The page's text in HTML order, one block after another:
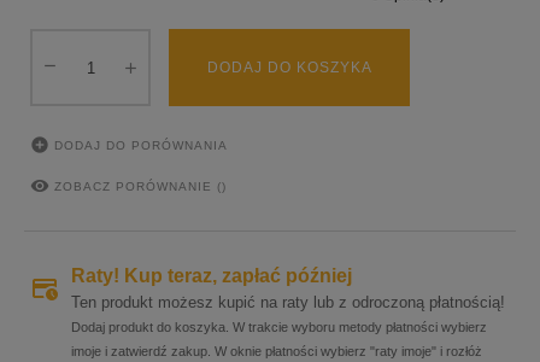
DODAJ DO KOSZYKA
 DODAJ DO PORÓWNANIA
 ZOBACZ PORÓWNANIE ()
Raty! Kup teraz, zapłać później
Ten produkt możesz kupić na raty lub z odroczoną płatnością!
Dodaj produkt do koszyka. W trakcie wyboru metody płatności wybierz
imoje i zatwierdź zakup. W oknie płatności wybierz "raty imoje" i rozłóż